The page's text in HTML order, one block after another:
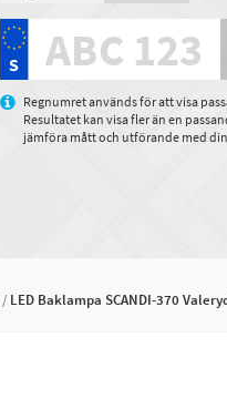
Regnumret används för att visa
Resultatet kan visa fler än en
jämföra mått och utförande med
LED Baklampa SCANDI-370